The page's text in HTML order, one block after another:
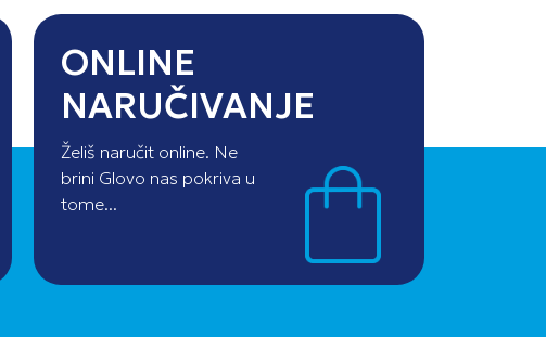
ONLINE
NARUČIVANJE
Želiš naručit online. Ne
brini Glovo nas pokriva u
tome...